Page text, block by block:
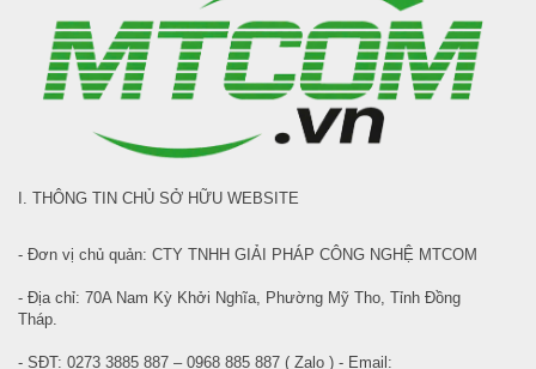
I. THÔNG TIN CHỦ SỞ HỮU WEBSITE
- Đơn vị chủ quản: CTY TNHH GIẢI PHÁP CÔNG NGHỆ MTCOM
- Địa chỉ: 70A Nam Kỳ Khởi Nghĩa, Phường Mỹ Tho, Tỉnh Đồng
Tháp.
- SĐT: 0273 3885 887 – 0968 885 887 ( Zalo ) - Email: